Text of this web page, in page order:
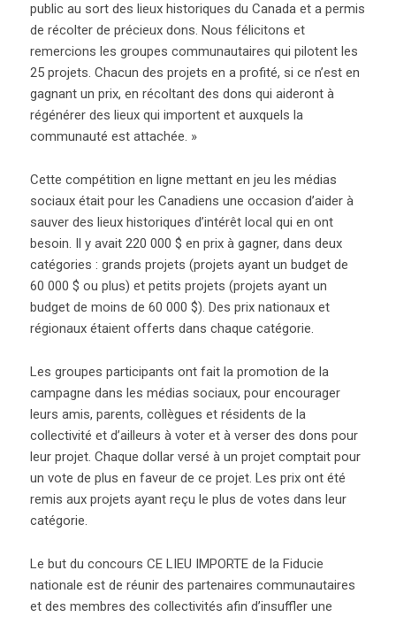
public au sort des lieux historiques du Canada et a permis
de récolter de précieux dons. Nous félicitons et
remercions les groupes communautaires qui pilotent les
25 projets. Chacun des projets en a profité, si ce n’est en
gagnant un prix, en récoltant des dons qui aideront à
régénérer des lieux qui importent et auxquels la
communauté est attachée. »
Cette compétition en ligne mettant en jeu les médias
sociaux était pour les Canadiens une occasion d’aider à
sauver des lieux historiques d’intérêt local qui en ont
besoin. Il y avait 220 000 $ en prix à gagner, dans deux
catégories : grands projets (projets ayant un budget de
60 000 $ ou plus) et petits projets (projets ayant un
budget de moins de 60 000 $). Des prix nationaux et
régionaux étaient offerts dans chaque catégorie.
Les groupes participants ont fait la promotion de la
campagne dans les médias sociaux, pour encourager
leurs amis, parents, collègues et résidents de la
collectivité et d’ailleurs à voter et à verser des dons pour
leur projet. Chaque dollar versé à un projet comptait pour
un vote de plus en faveur de ce projet. Les prix ont été
remis aux projets ayant reçu le plus de votes dans leur
catégorie.
Le but du concours CE LIEU IMPORTE de la Fiducie
nationale est de réunir des partenaires communautaires
et des membres des collectivités afin d’insuffler une